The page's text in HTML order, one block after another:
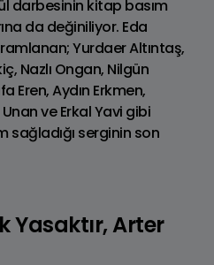
darbesinin kitap basım
da değiniliyor. Eda
Yurdaer Altıntaş,
Nazlı Ongan, Nilgün
Eren, Aydın Erkmen,
ve Erkal Yavi gibi
sağladığı serginin son
Yasaktır, Arter